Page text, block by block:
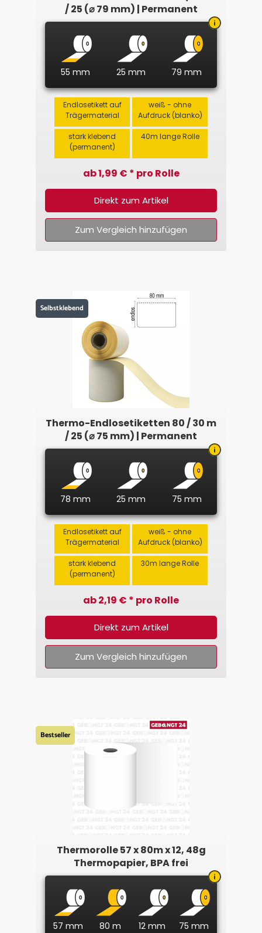
/ 25 (⌀ 79 mm) | Permanent
55 mm 25 mm 79 mm
Endlosetikett auf
Trägermaterial
weiß - ohne
Aufdruck (blanko)
stark klebend
(permanent)
40m lange Rolle
ab 1,99 € * pro Rolle
Direkt zum Artikel
Zum Vergleich hinzufügen
Selbstklebend
Thermo-Endlosetiketten 80 / 30 m
/ 25 (⌀ 75 mm) | Permanent
78 mm 25 mm 75 mm
Endlosetikett auf
Trägermaterial
weiß - ohne
Aufdruck (blanko)
stark klebend
(permanent)
30m lange Rolle
ab 2,19 € * pro Rolle
Direkt zum Artikel
Zum Vergleich hinzufügen
Bestseller
Thermorolle 57 x 80m x 12, 48g
Thermopapier, BPA frei
57 mm 80 m 12 mm 75 mm